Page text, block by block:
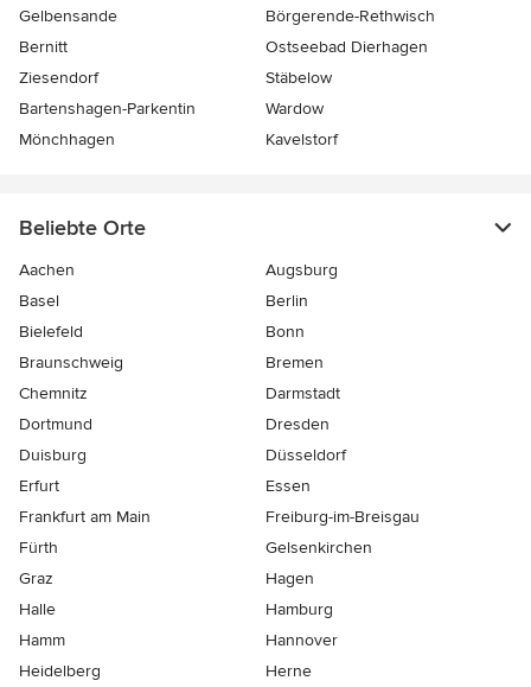
Gelbensande
Börgerende-Rethwisch
Bernitt
Ostseebad Dierhagen
Ziesendorf
Stäbelow
Bartenshagen-Parkentin
Wardow
Mönchhagen
Kavelstorf
Beliebte Orte
Aachen
Augsburg
Basel
Berlin
Bielefeld
Bonn
Braunschweig
Bremen
Chemnitz
Darmstadt
Dortmund
Dresden
Duisburg
Düsseldorf
Erfurt
Essen
Frankfurt am Main
Freiburg-im-Breisgau
Fürth
Gelsenkirchen
Graz
Hagen
Halle
Hamburg
Hamm
Hannover
Heidelberg
Herne